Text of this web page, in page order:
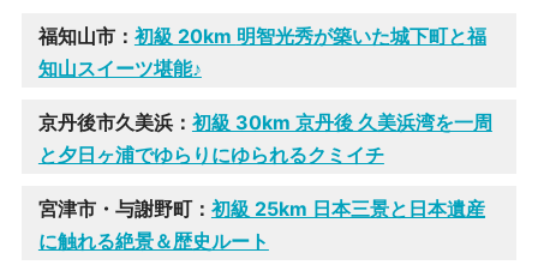
福知山市： 初級 20km 明智光秀が築いた城下町と福
知山スイーツ堪能♪
京丹後市久美浜： 初級 30km 京丹後 久美浜湾を一周
と夕日ヶ浦でゆらりにゆられるクミイチ
宮津市・与謝野町： 初級 25km 日本三景と日本遺産
に触れる絶景＆歴史ルート